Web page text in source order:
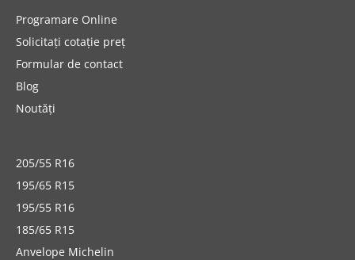
Programare Online
Solicitați cotație preț
Formular de contact
Blog
Noutăți
205/55 R16
195/65 R15
195/55 R16
185/65 R15
Anvelope Michelin